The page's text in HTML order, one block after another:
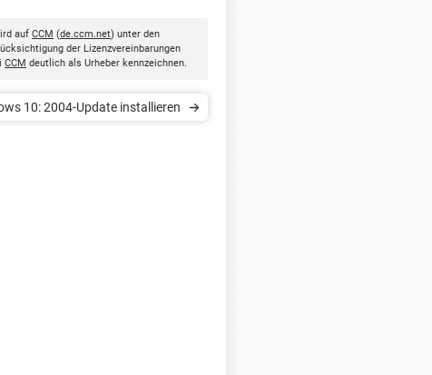
auf CCM (de.ccm.net) unter den
der Lizenzvereinbarungen
CCM deutlich als Urheber kennzeichnen.
10: 2004-Update installieren